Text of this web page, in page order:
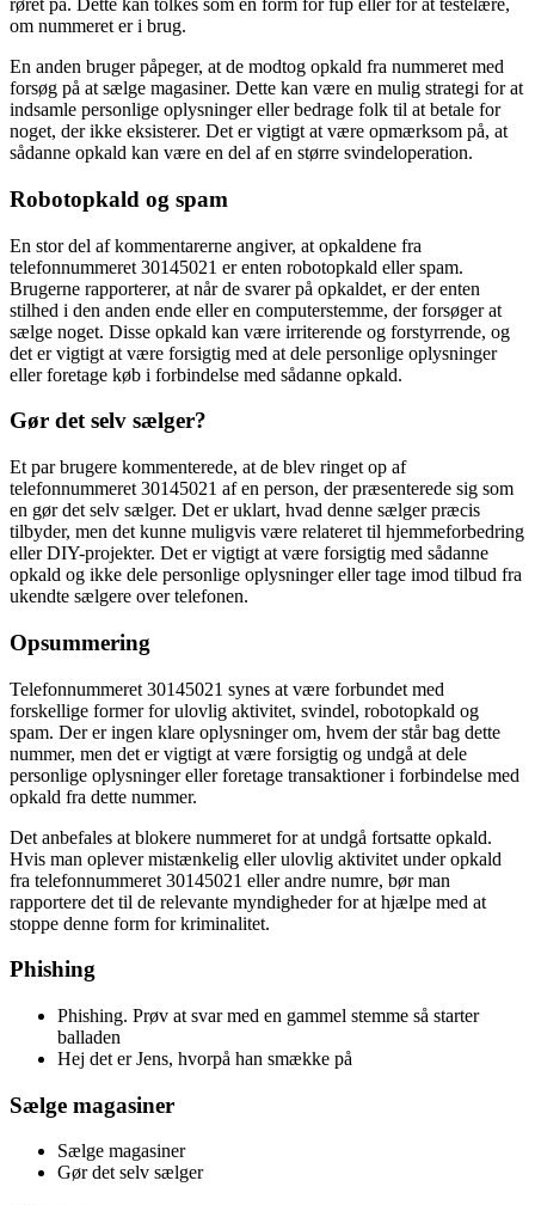
røret på. Dette kan tolkes som en form for fup eller for at testelære,
om nummeret er i brug.
En anden bruger påpeger, at de modtog opkald fra nummeret med
forsøg på at sælge magasiner. Dette kan være en mulig strategi for at
indsamle personlige oplysninger eller bedrage folk til at betale for
noget, der ikke eksisterer. Det er vigtigt at være opmærksom på, at
sådanne opkald kan være en del af en større svindeloperation.
Robotopkald og spam
En stor del af kommentarerne angiver, at opkaldene fra
telefonnummeret 30145021 er enten robotopkald eller spam.
Brugerne rapporterer, at når de svarer på opkaldet, er der enten
stilhed i den anden ende eller en computerstemme, der forsøger at
sælge noget. Disse opkald kan være irriterende og forstyrrende, og
det er vigtigt at være forsigtig med at dele personlige oplysninger
eller foretage køb i forbindelse med sådanne opkald.
Gør det selv sælger?
Et par brugere kommenterede, at de blev ringet op af
telefonnummeret 30145021 af en person, der præsenterede sig som
en gør det selv sælger. Det er uklart, hvad denne sælger præcis
tilbyder, men det kunne muligvis være relateret til hjemmeforbedring
eller DIY-projekter. Det er vigtigt at være forsigtig med sådanne
opkald og ikke dele personlige oplysninger eller tage imod tilbud fra
ukendte sælgere over telefonen.
Opsummering
Telefonnummeret 30145021 synes at være forbundet med
forskellige former for ulovlig aktivitet, svindel, robotopkald og
spam. Der er ingen klare oplysninger om, hvem der står bag dette
nummer, men det er vigtigt at være forsigtig og undgå at dele
personlige oplysninger eller foretage transaktioner i forbindelse med
opkald fra dette nummer.
Det anbefales at blokere nummeret for at undgå fortsatte opkald.
Hvis man oplever mistænkelig eller ulovlig aktivitet under opkald
fra telefonnummeret 30145021 eller andre numre, bør man
rapportere det til de relevante myndigheder for at hjælpe med at
stoppe denne form for kriminalitet.
Phishing
Phishing. Prøv at svar med en gammel stemme så starter
balladen
Hej det er Jens, hvorpå han smække på
Sælge magasiner
Sælge magasiner
Gør det selv sælger